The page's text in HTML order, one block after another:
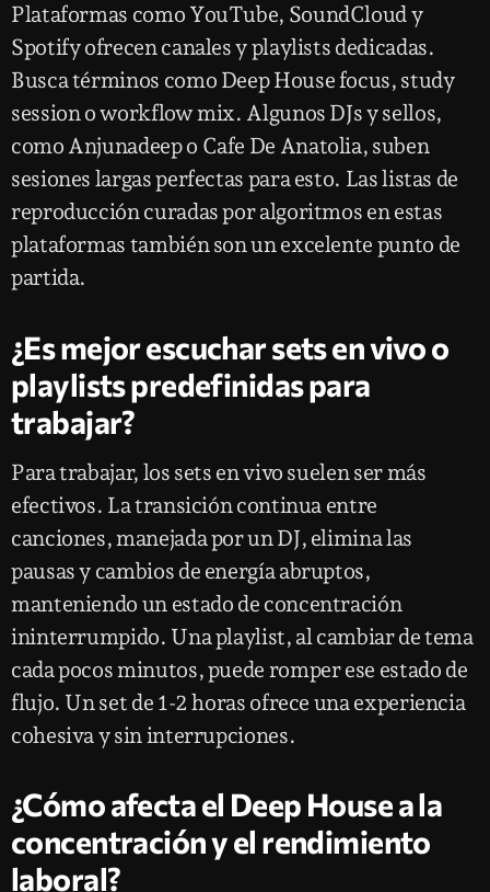
Plataformas como YouTube, SoundCloud y
Spotify ofrecen canales y playlists dedicadas.
Busca términos como Deep House focus, study
session o workflow mix. Algunos DJs y sellos,
como Anjunadeep o Cafe De Anatolia, suben
sesiones largas perfectas para esto. Las listas de
reproducción curadas por algoritmos en estas
plataformas también son un excelente punto de
partida.
¿Es mejor escuchar sets en vivo o
playlists predefinidas para
trabajar?
Para trabajar, los sets en vivo suelen ser más
efectivos. La transición continua entre
canciones, manejada por un DJ, elimina las
pausas y cambios de energía abruptos,
manteniendo un estado de concentración
ininterrumpido. Una playlist, al cambiar de tema
cada pocos minutos, puede romper ese estado de
flujo. Un set de 1-2 horas ofrece una experiencia
cohesiva y sin interrupciones.
¿Cómo afecta el Deep House a la
concentración y el rendimiento
laboral?